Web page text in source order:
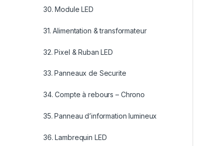
30. Module LED
31. Alimentation & transformateur
32. Pixel & Ruban LED
33. Panneaux de Securite
34. Compte à rebours – Chrono
35. Panneau d’information lumineux
36. Lambrequin LED